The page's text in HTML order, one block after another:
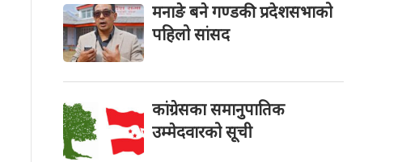
मनाङे बने गण्डकी प्रदेशसभाको
पहिलो सांसद
कांग्रेसका समानुपातिक
उम्मेदवारको सूची